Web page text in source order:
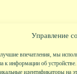
Управление
впечатления, мы
к информации об
идентификаторы на